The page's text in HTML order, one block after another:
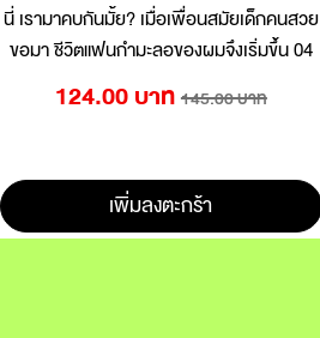
นี่ เรามาคบกันมั้ย? เมื่อเพื่อนสมัยเด็กคนสวย
ขอมา ชีวิตแฟนกำมะลอของผมจึงเริ่มขึ้น 04
124.00 บาท 145.00 บาท
เพิ่มลงตะกร้า